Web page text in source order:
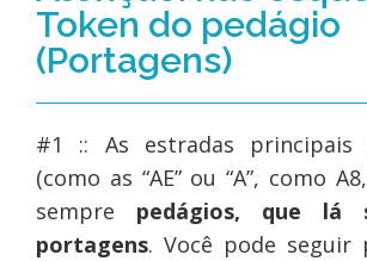
Token do pedágio
(Portagens)
#1 :: As estradas principais
(como as “AE” ou “A”, como
sempre pedágios, que lá
portagens. Você pode seguir